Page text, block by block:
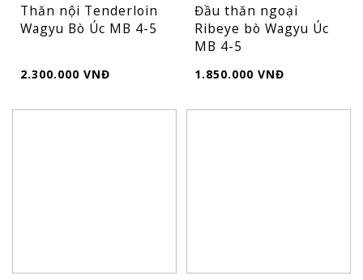
Thăn nội Tenderloin
Wagyu Bò Úc MB 4-5
2.300.000 VNĐ
Đầu thăn ngoại
Ribeye bò Wagyu Úc
MB 4-5
1.850.000 VNĐ